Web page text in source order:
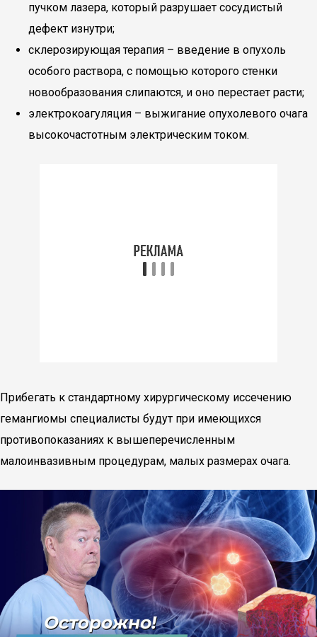
пучком лазера, который разрушает сосудистый
дефект изнутри;
склерозирующая терапия – введение в опухоль
особого раствора, с помощью которого стенки
новообразования слипаются, и оно перестает расти;
электрокоагуляция – выжигание опухолевого очага
высокочастотным электрическим током.
Прибегать к стандартному хирургическому иссечению
гемангиомы специалисты будут при имеющихся
противопоказаниях к вышеперечисленным
малоинвазивным процедурам, малых размерах очага.